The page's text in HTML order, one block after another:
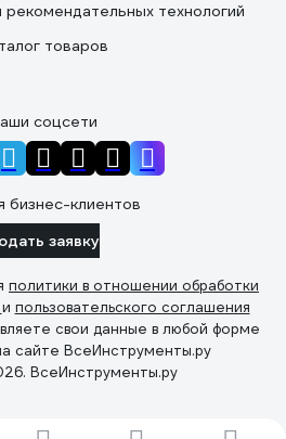
технологий
товаров
соцсети
бизнес-клиентов
заявку
политики в отношении обработки
и пользовательского соглашения
свои данные в любой форме
сайте ВсеИнструменты.ру
ВсеИнструменты.ру